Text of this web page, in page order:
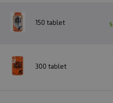
150 tablet
300 tablet